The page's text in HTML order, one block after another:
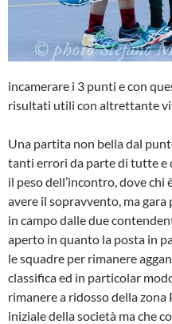
incamerare i 3 punti e con
risultati utili con altrettante
Una partita non bella dal
tanti errori da parte di tutte e
il peso dell’incontro, dove
avere il sopravvento, ma gara
in campo dalle due
aperto in quanto la posta in
le squadre per rimanere
classifica ed in particolar
rimanere a ridosso della
iniziale della società ma che